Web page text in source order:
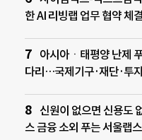
한 AI 리빙랩 업무 협약 체결
아시아ㆍ태평양 난제
다리…국제기구·재단·투
신원이 없으면 신용도
스 금융 소외 푸는 서울랩스